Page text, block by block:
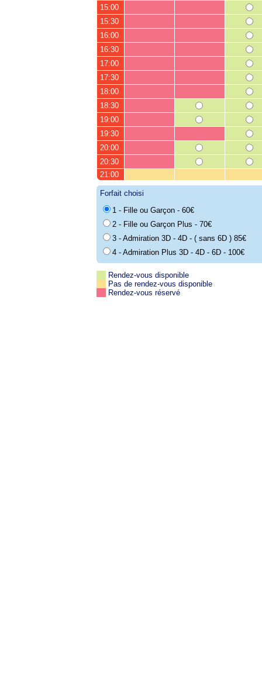
15:00
15:30
16:00
16:30
17:00
17:30
18:00
18:30
19:00
19:30
20:00
20:30
21:00
Forfait choisi
1 - Fille ou Garçon - 60€
2 - Fille ou Garçon Plus - 70€
3 - Admiration 3D - 4D - ( sans 6D ) 85€
4 - Admiration Plus 3D - 4D - 6D - 100€
Rendez-vous disponible
Pas de rendez-vous disponible
Rendez-vous réservé